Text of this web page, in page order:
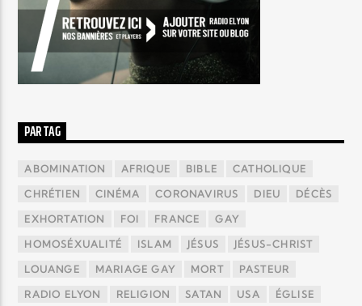
PAR TAG
ABOMINATION AFRIQUE BIBLE CATHOLIQUE
CHRÉTIEN CINÉMA CORONAVIRUS DIEU DÉCÈS
EXHORTATION FOI FRANCE GAY
HOMOSÉXUALITÉ ISLAM JÉSUS JÉSUS-CHRIST
LOUANGE MARIAGE GAY MORT PASTEUR
RADIO ELYON RELIGION SATAN USA ÉGLISE